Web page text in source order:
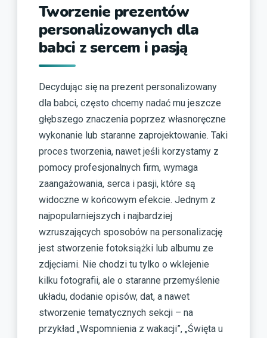
Tworzenie prezentów
personalizowanych dla
babci z sercem i pasją
Decydując się na prezent personalizowany
dla babci, często chcemy nadać mu jeszcze
głębszego znaczenia poprzez własnoręczne
wykonanie lub staranne zaprojektowanie. Taki
proces tworzenia, nawet jeśli korzystamy z
pomocy profesjonalnych firm, wymaga
zaangażowania, serca i pasji, które są
widoczne w końcowym efekcie. Jednym z
najpopularniejszych i najbardziej
wzruszających sposobów na personalizację
jest stworzenie fotoksiążki lub albumu ze
zdjęciami. Nie chodzi tu tylko o wklejenie
kilku fotografii, ale o staranne przemyślenie
układu, dodanie opisów, dat, a nawet
stworzenie tematycznych sekcji – na
przykład „Wspomnienia z wakacji”, „Święta u